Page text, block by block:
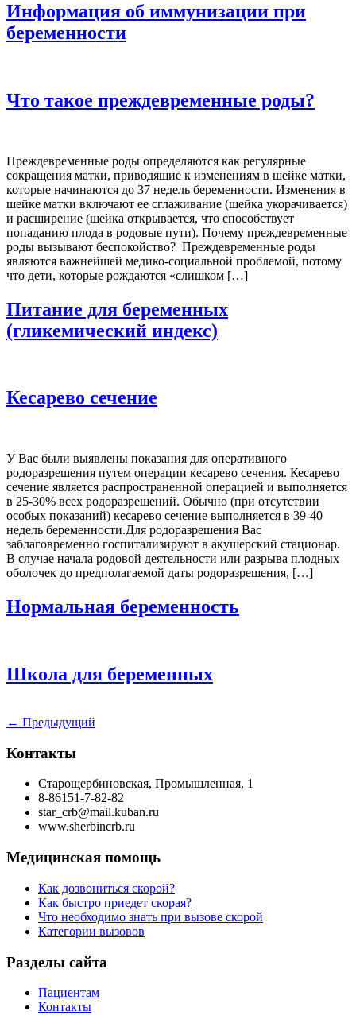
Информация об иммунизации при
беременности
Что такое преждевременные роды?
Преждевременные роды определяются как регулярные
сокращения матки, приводящие к изменениям в шейке матки,
которые начинаются до 37 недель беременности. Изменения в
шейке матки включают ее сглаживание (шейка укорачивается)
и расширение (шейка открывается, что способствует
попаданию плода в родовые пути). Почему преждевременные
роды вызывают беспокойство? Преждевременные роды
являются важнейшей медико-социальной проблемой, потому
что дети, которые рождаются «слишком […]
Питание для беременных
(гликемический индекс)
Кесарево сечение
У Вас были выявлены показания для оперативного
родоразрешения путем операции кесарево сечения. Кесарево
сечение является распространенной операцией и выполняется
в 25-30% всех родоразрешений. Обычно (при отсутствии
особых показаний) кесарево сечение выполняется в 39-40
недель беременности.Для родоразрешения Вас
заблаговременно госпитализируют в акушерский стационар.
В случае начала родовой деятельности или разрыва плодных
оболочек до предполагаемой даты родоразрешения, […]
Нормальная беременность
Школа для беременных
← Предыдущий
Контакты
Старощербиновская, Промышленная, 1
8-86151-7-82-82
star_crb@mail.kuban.ru
www.sherbincrb.ru
Медицинская помощь
Как дозвониться скорой?
Как быстро приедет скорая?
Что необходимо знать при вызове скорой
Категории вызовов
Разделы сайта
Пациентам
Контакты